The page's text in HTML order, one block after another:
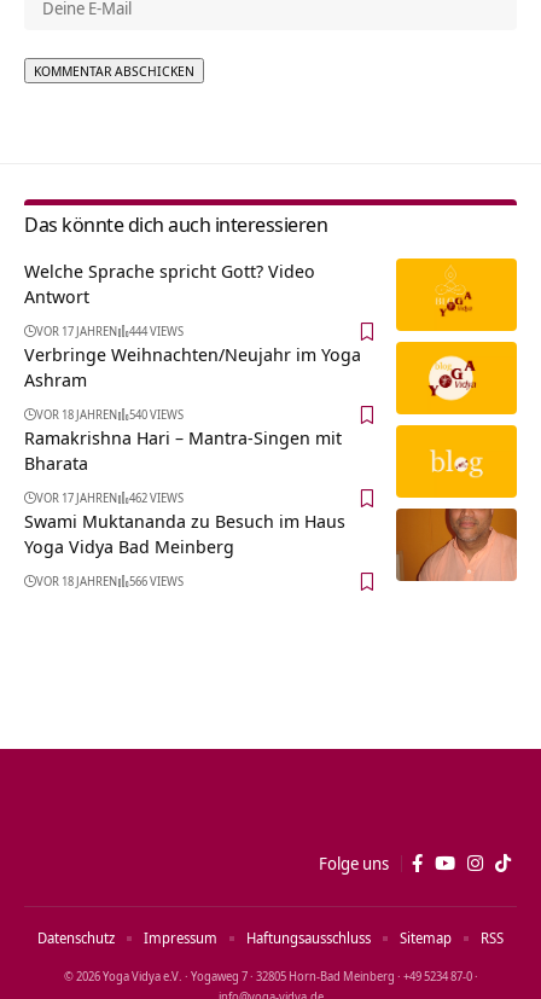
Das könnte dich auch interessieren
Welche Sprache spricht Gott? Video
Antwort
VOR 17 JAHREN 444 VIEWS
Verbringe Weihnachten/Neujahr im Yoga
Ashram
VOR 18 JAHREN 540 VIEWS
Ramakrishna Hari – Mantra-Singen mit
Bharata
VOR 17 JAHREN 462 VIEWS
Swami Muktananda zu Besuch im Haus
Yoga Vidya Bad Meinberg
VOR 18 JAHREN 566 VIEWS
Folge uns
© 2026 Yoga Vidya e.V. · Yogaweg 7 · 32805 Horn‑Bad Meinberg · +49 5234 87‑0 ·
Datenschutz Impressum Haftungsausschluss Sitemap RSS